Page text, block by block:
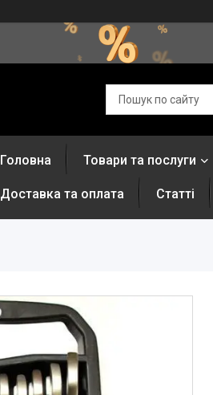
Головна Товари та послуги
Доставка та оплата Статті